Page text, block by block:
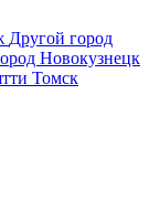
Другой город
Новокузнецк
Томск